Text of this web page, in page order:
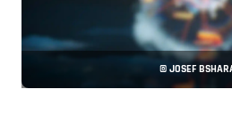
© JOSEF